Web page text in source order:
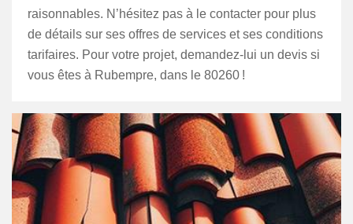
raisonnables. N’hésitez pas à le contacter pour plus
de détails sur ses offres de services et ses conditions
tarifaires. Pour votre projet, demandez-lui un devis si
vous êtes à Rubempre, dans le 80260 !